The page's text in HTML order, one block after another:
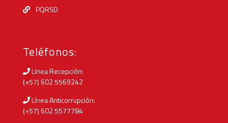
PQRSD
Teléfonos:
Línea Recepción:
(+57) 602 5569242
Línea Anticorrupción:
(+57) 602 5577784